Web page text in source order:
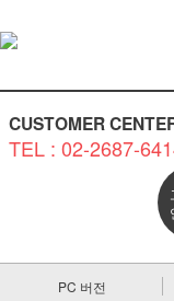
CUSTOMER
TEL : 02-2687-
PC 버전